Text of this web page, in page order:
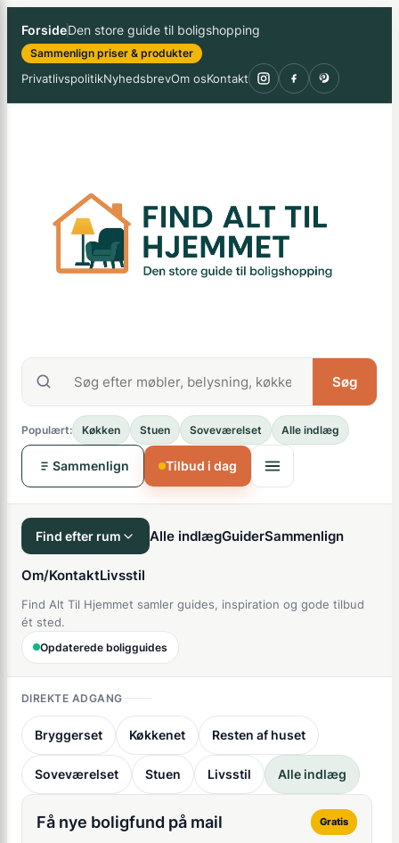
indhold
ForsideDen store guide til boligshopping
Sammenlign priser & produkter
PrivatlivspolitikNyhedsbrevOm osKontakt
Søg
Populært: Køkken Stuen Soveværelset Alle indlæg
Sammenlign Tilbud i dag
Find efter rum Alle indlægGuiderSammenlign
Om/KontaktLivsstil
Find Alt Til Hjemmet samler guides, inspiration og gode tilbud
ét sted.
Opdaterede boligguides
DIREKTE ADGANG
Bryggerset Køkkenet Resten af huset
Soveværelset Stuen Livsstil Alle indlæg
Få nye boligfund på mail Gratis